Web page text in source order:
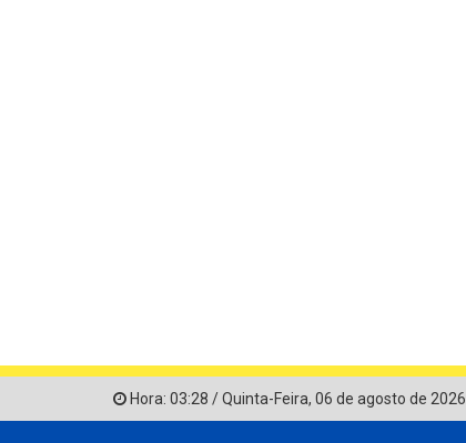
Hora: 03:28 /Quinta-Feira, 06 de agosto de 2026